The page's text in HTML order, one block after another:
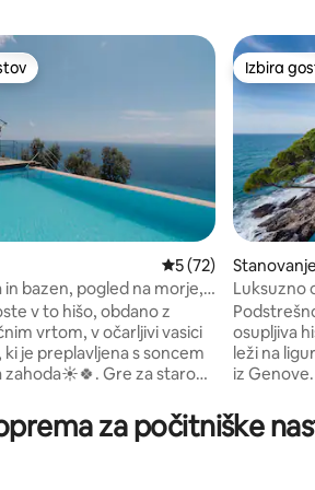
5, št. mnenj: 79
prenočišča z značko »Izbira gostov«
Povprečna ocena: 5
5 (72)
in bazen, pogled na morje,
v to hišo, obdano z
vrtom, v očarljivi vasici
ki je preplavljena s soncem
Gre za staro
in
položaju z odličnim
Izbira
Izbira
Stanovanje
Luksuzno
zasebnim
osupljiva
leži na
iz Genove. Nahaja se na pečini Bogliasca
odličnim
vas loči le nekaj
za počitniške